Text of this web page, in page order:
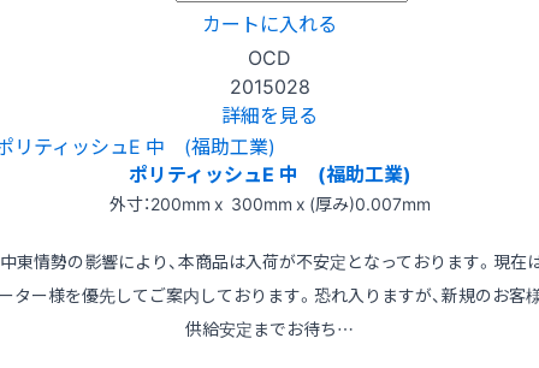
カートに入れる
OCD
2015028
詳細を見る
ポリティッシュE 中 (福助工業)
外寸：200mm x 300mm x (厚み)0.007mm
東情勢の影響により、本商品は入荷が不安定となっております。現在
ター様を優先してご案内しております。恐れ入りますが、新規のお客
供給安定までお待ち…